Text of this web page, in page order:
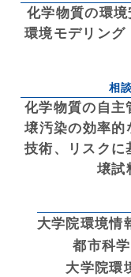
化学物質の環
環境モデリン
相
化学物質の自
壌汚染の効率的
技術、リスク
壌試
大学院環境情
都市科
大学院環